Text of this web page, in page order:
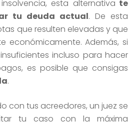
esta alternativa te
tu deuda actual. De esta
que resulten elevadas y que
económicamente. Además, si
incluso para hacer
es posible que consigas
.
con tus acreedores, un juez se
tu caso con la máxima